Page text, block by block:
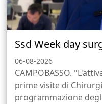
Ssd Week day
06-08-2026
CAMPOBASSO.
prime visite di
programmazione